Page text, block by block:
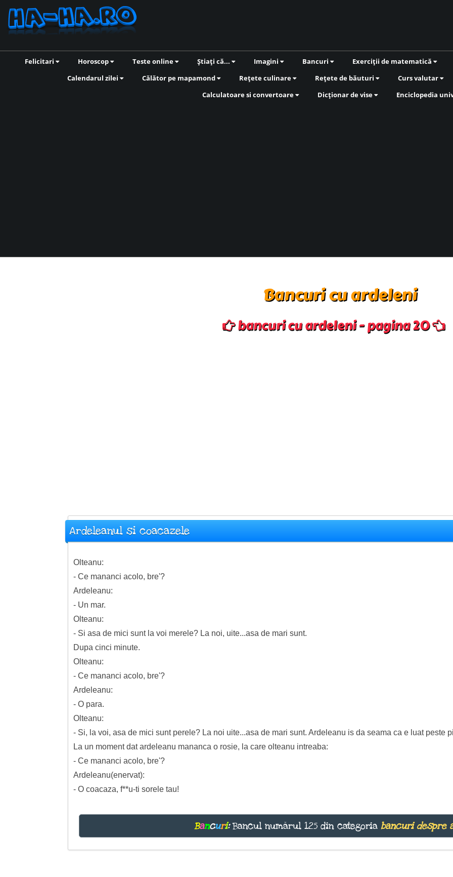
Felicitari Horoscop Teste online Știați că... Imagini Bancuri Exerciții de matematică
Calendarul zilei
Călător pe mapamond Rețete culinare Rețete de băuturi Curs valutar
Calculatoare si convertoare
Dicționar de vise Enciclopedia
Bancuri cu ardeleni
bancuri cu ardeleni - pagina 20
Ardeleanul si coacazele
Olteanu:
- Ce mananci acolo, bre'?
Ardeleanu:
- Un mar.
Olteanu:
- Si asa de mici sunt la voi merele? La noi, uite...asa de mari sunt.
Dupa cinci minute.
Olteanu:
- Ce mananci acolo, bre'?
Ardeleanu:
- O para.
Olteanu:
- Si, la voi, asa de mici sunt perele? La noi uite...asa de mari sunt. Ardeleanu is da seama ca e luat peste
La un moment dat ardeleanu mananca o rosie, la care olteanu intreaba:
- Ce mananci acolo, bre'?
Ardeleanu(enervat):
- O coacaza, f**u-ti sorele tau!
Bancuri:Bancul numărul 125 din categoria bancuri despre